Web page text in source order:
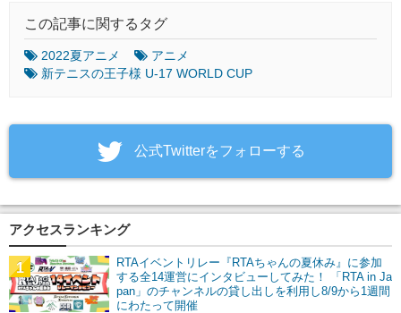
この記事に関するタグ
2022夏アニメ
アニメ
新テニスの王子様 U-17 WORLD CUP
‎公式Twitterをフォローする
アクセスランキング
RTAイベントリレー『RTAちゃんの夏休み』に参加
する全14運営にインタビューしてみた！ 「RTA in Ja
pan」のチャンネルの貸し出しを利用し8/9から1週間
にわたって開催
1